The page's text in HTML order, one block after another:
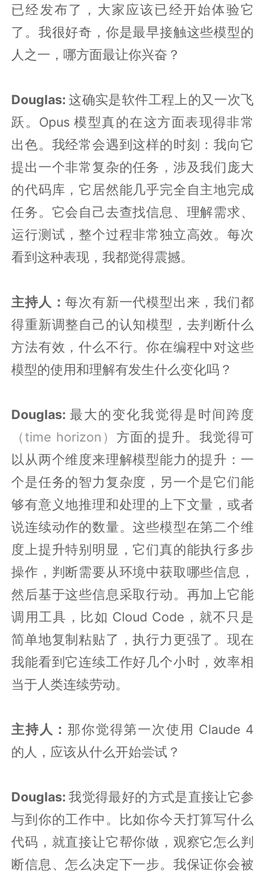
已经发布了，大家应该已经开始体验它
了。我很好奇，你是最早接触这些模型的
人之一，哪方面最让你兴奋？
Douglas:这确实是软件工程上的又一次飞
跃。Opus 模型真的在这方面表现得非常
出色。我经常会遇到这样的时刻：我向它
提出一个非常复杂的任务，涉及我们庞大
的代码库，它居然能几乎完全自主地完成
任务。它会自己去查找信息、理解需求、
运行测试，整个过程非常独立高效。每次
看到这种表现，我都觉得震撼。
主持人：每次有新一代模型出来，我们都
得重新调整自己的认知模型，去判断什么
方法有效，什么不行。你在编程中对这些
模型的使用和理解有发生什么变化吗？
Douglas:最大的变化我觉得是时间跨度
（time horizon） 方面的提升。我觉得可
以从两个维度来理解模型能力的提升：一
个是任务的智力复杂度，另一个是它们能
够有意义地推理和处理的上下文量，或者
说连续动作的数量。这些模型在第二个维
度上提升特别明显，它们真的能执行多步
操作，判断需要从环境中获取哪些信息，
然后基于这些信息采取行动。再加上它能
调用工具，比如 Cloud Code，就不只是
简单地复制粘贴了，执行力更强了。现在
我能看到它连续工作好几个小时，效率相
当于人类连续劳动。
主持人： 那你觉得第一次使用 Claude 4
的人，应该从什么开始尝试？
Douglas:我觉得最好的方式是直接让它参
与到你的工作中。比如你今天打算写什么
代码，就直接让它帮你做，观察它怎么判
断信息、怎么决定下一步。我保证你会被